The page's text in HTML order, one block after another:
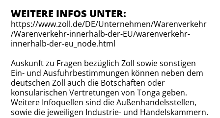
WEITERE INFOS UNTER:
https://www.zoll.de/DE/Unternehmen/Warenverkehr
/Warenverkehr-innerhalb-der-EU/warenverkehr-
innerhalb-der-eu_node.html
Auskunft zu Fragen bezüglich Zoll sowie sonstigen
Ein- und Ausfuhrbestimmungen können neben dem
deutschen Zoll auch die Botschaften oder
konsularischen Vertretungen von Tonga geben.
Weitere Infoquellen sind die Außenhandelsstellen,
sowie die jeweiligen Industrie- und Handelskammern.